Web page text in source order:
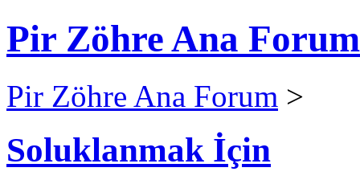
Pir Zöhre Ana Forum
Pir Zöhre Ana Forum >
Soluklanmak İçin